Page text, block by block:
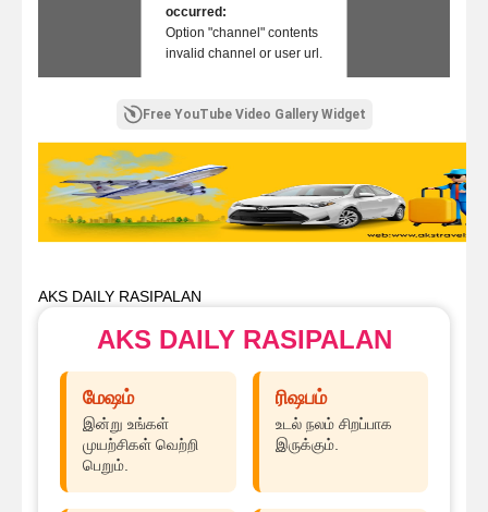
occurred:
Option "channel" contents
invalid channel or user url.
Free YouTube Video Gallery Widget
AKS DAILY RASIPALAN
AKS DAILY RASIPALAN
மேஷம்
இன்று உங்கள்
முயற்சிகள் வெற்றி
பெறும்.
ரிஷபம்
உடல் நலம் சிறப்பாக
இருக்கும்.